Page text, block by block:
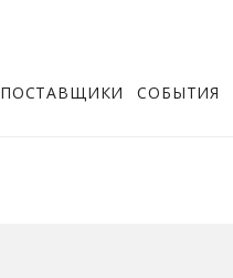
ПОСТАВЩИКИ СОБЫТИЯ